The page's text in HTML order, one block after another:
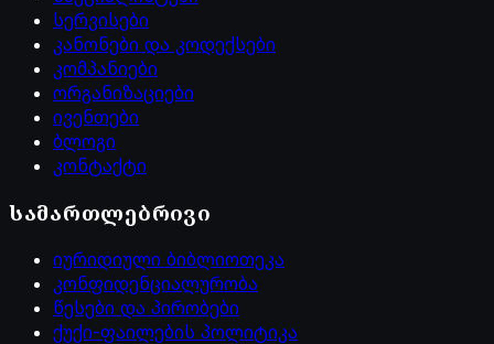
სერვისები
კანონები და კოდექსები
კომპანიები
ორგანიზაციები
ივენთები
ბლოგი
კონტაქტი
სამართლებრივი
იურიდიული ბიბლიოთეკა
კონფიდენციალურობა
წესები და პირობები
ქუქი-ფაილების პოლიტიკა